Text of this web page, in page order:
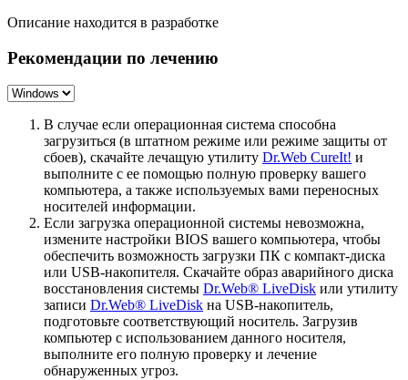
Описание находится в разработке
Рекомендации по лечению
В случае если операционная система способна
загрузиться (в штатном режиме или режиме защиты от
сбоев), скачайте лечащую утилиту Dr.Web CureIt! и
выполните с ее помощью полную проверку вашего
компьютера, а также используемых вами переносных
носителей информации.
Если загрузка операционной системы невозможна,
измените настройки BIOS вашего компьютера, чтобы
обеспечить возможность загрузки ПК с компакт-диска
или USB-накопителя. Скачайте образ аварийного диска
восстановления системы Dr.Web® LiveDisk или утилиту
записи Dr.Web® LiveDisk на USB-накопитель,
подготовьте соответствующий носитель. Загрузив
компьютер с использованием данного носителя,
выполните его полную проверку и лечение
обнаруженных угроз.